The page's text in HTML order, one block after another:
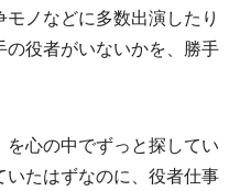
ノなどに多数出演したり
役者がいないかを、勝手
心の中でずっと探してい
たはずなのに、役者仕事